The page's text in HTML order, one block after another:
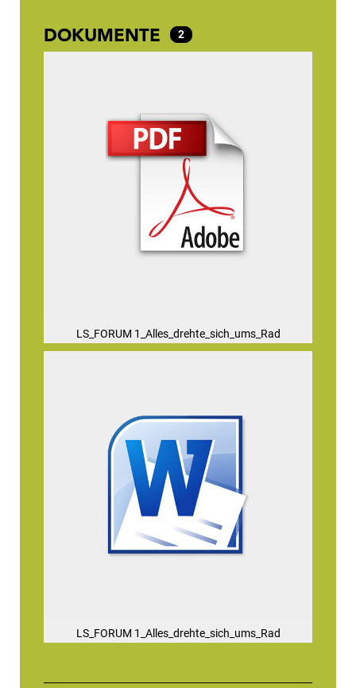
DOKUMENTE 2
LS_FORUM 1_Alles_drehte_sich_ums_Rad
LS_FORUM 1_Alles_drehte_sich_ums_Rad